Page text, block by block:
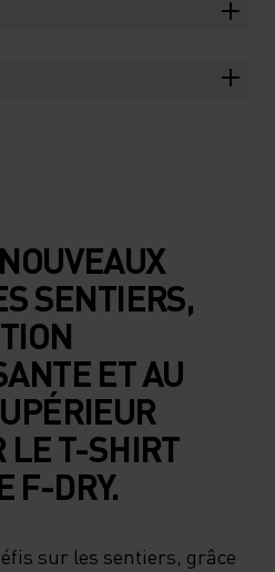
SENTIERS,
ET AU
LE T-SHIRT
F-DRY.
sur les sentiers, grâce